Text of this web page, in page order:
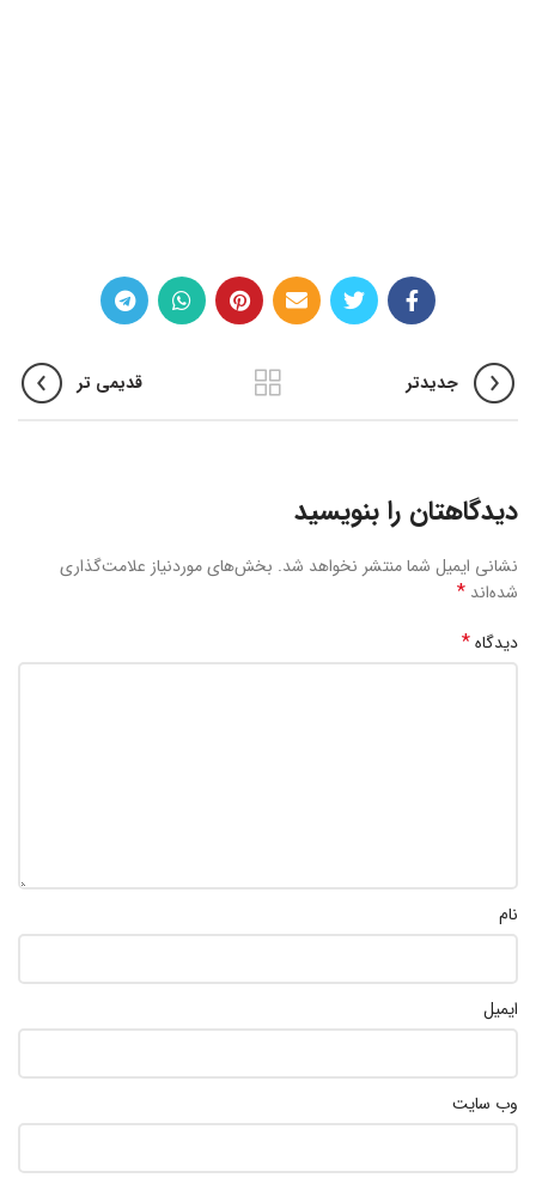
جدیدتر قدیمی تر
دیدگاهتان را بنویسید
نشانی ایمیل شما منتشر نخواهد شد. بخش‌های موردنیاز علامت‌گذاری
شده‌اند *
دیدگاه*
نام
ایمیل
وب‌ سایت